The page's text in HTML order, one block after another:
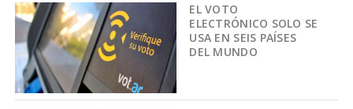
EL VOTO
ELECTRÓNICO SOLO SE
USA EN SEIS PAÍSES
DEL MUNDO